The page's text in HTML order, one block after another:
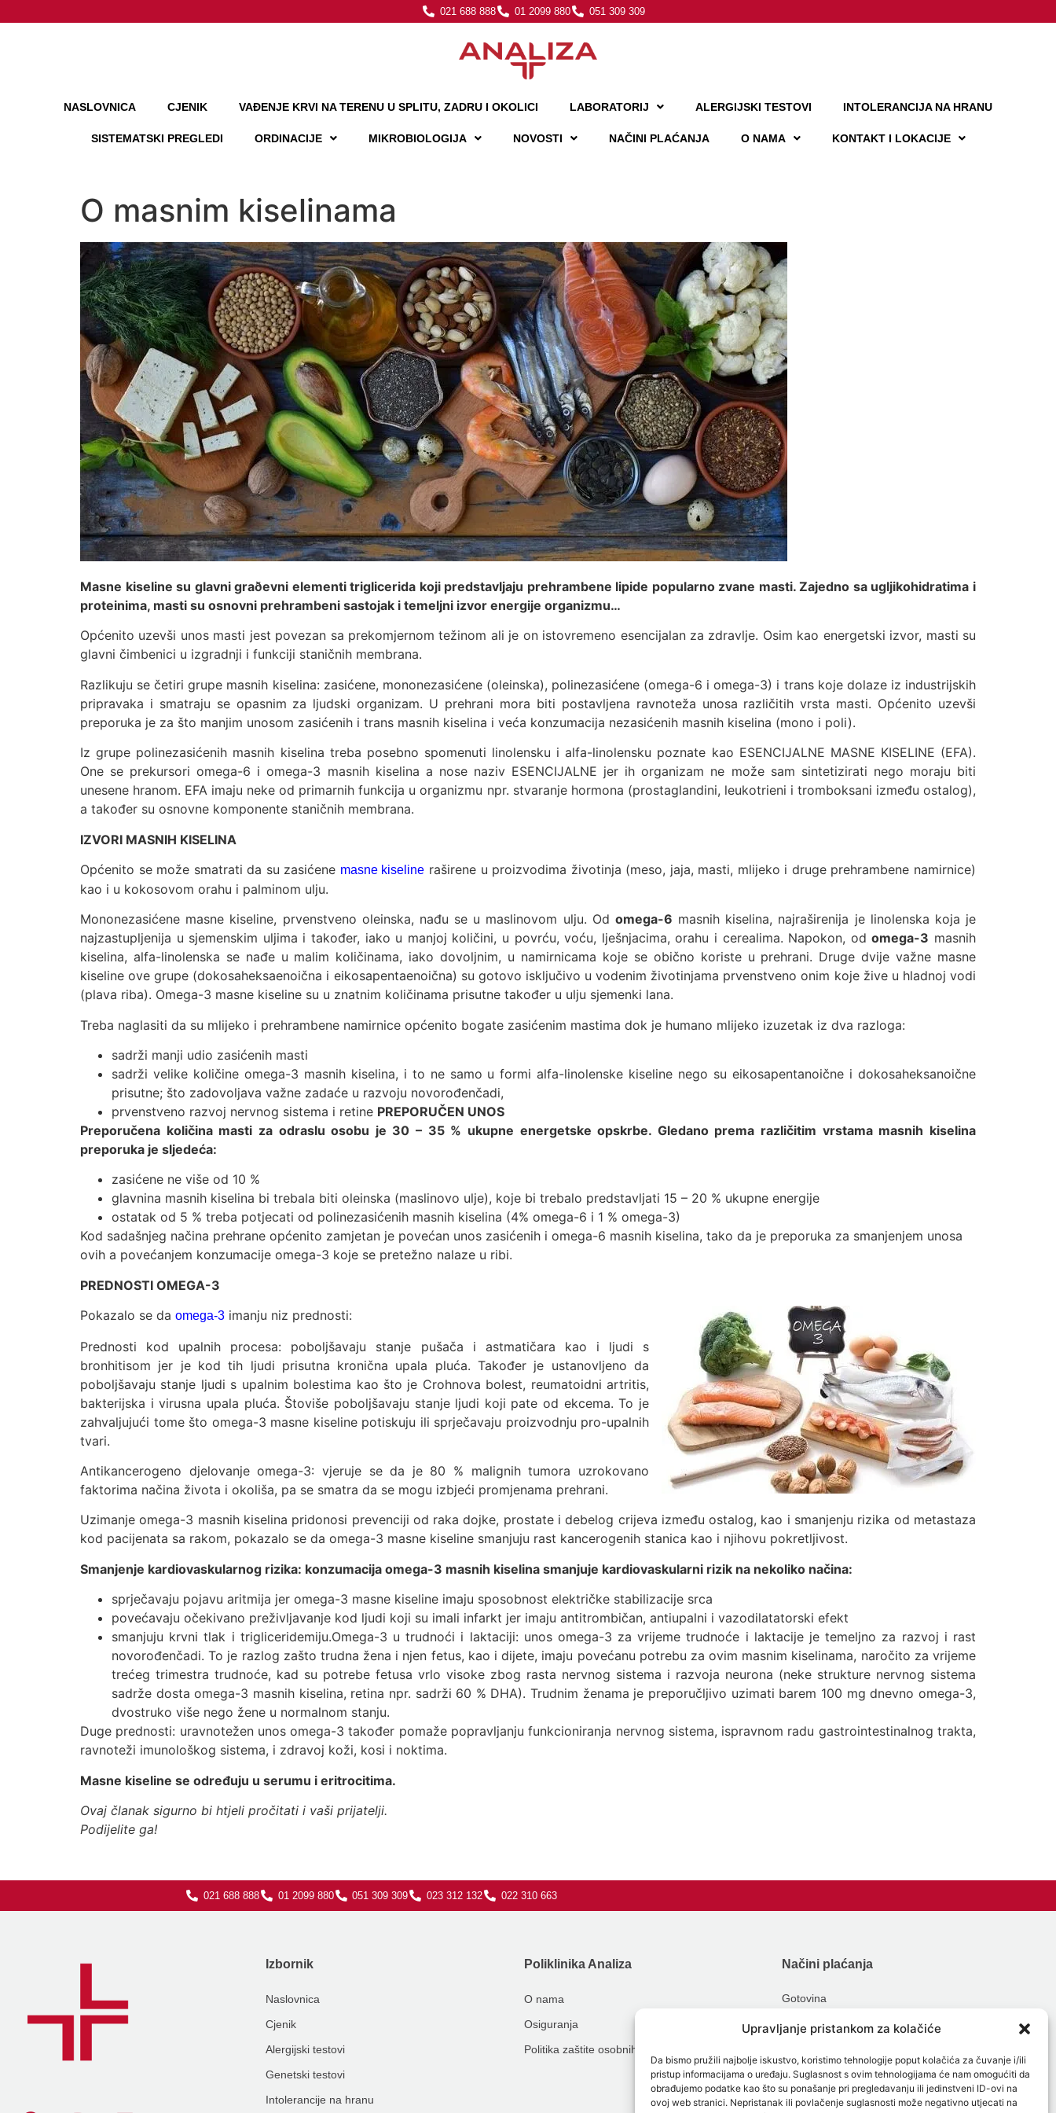
Upravljanje pristankom za kolačiće
Da bismo pružili najbolje iskustvo, koristimo tehnologije poput kolačića za čuvanje i/ili
pristup informacijama o uređaju. Suglasnost s ovim tehnologijama će nam omogućiti da
obrađujemo podatke kao što su ponašanje pri pregledavanju ili jedinstveni ID-ovi na
ovoj web stranici. Nepristanak ili povlačenje suglasnosti može negativno utjecati na
021 688 888 01 2099 880 051 309 309
NASLOVNICA CJENIK VAĐENJE KRVI NA TERENU U SPLITU, ZADRU I OKOLICI LABORATORIJ ALERGIJSKI TESTOVI INTOLERANCIJA NA HRANU
SISTEMATSKI PREGLEDI ORDINACIJE MIKROBIOLOGIJA NOVOSTI NAČINI PLAĆANJA O NAMA KONTAKT I LOKACIJE
O masnim kiselinama
Masne kiseline su glavni graðevni elementi triglicerida koji predstavljaju prehrambene lipide popularno zvane masti. Zajedno sa ugljikohidratima i
proteinima, masti su osnovni prehrambeni sastojak i temeljni izvor energije organizmu…
Općenito uzevši unos masti jest povezan sa prekomjernom težinom ali je on istovremeno esencijalan za zdravlje. Osim kao energetski izvor, masti su
glavni čimbenici u izgradnji i funkciji staničnih membrana.
Razlikuju se četiri grupe masnih kiselina: zasićene, mononezasićene (oleinska), polinezasićene (omega-6 i omega-3) i trans koje dolaze iz industrijskih
pripravaka i smatraju se opasnim za ljudski organizam. U prehrani mora biti postavljena ravnoteža unosa različitih vrsta masti. Općenito uzevši
preporuka je za što manjim unosom zasićenih i trans masnih kiselina i veća konzumacija nezasićenih masnih kiselina (mono i poli).
Iz grupe polinezasićenih masnih kiselina treba posebno spomenuti linolensku i alfa-linolensku poznate kao ESENCIJALNE MASNE KISELINE (EFA).
One se prekursori omega-6 i omega-3 masnih kiselina a nose naziv ESENCIJALNE jer ih organizam ne može sam sintetizirati nego moraju biti
unesene hranom. EFA imaju neke od primarnih funkcija u organizmu npr. stvaranje hormona (prostaglandini, leukotrieni i tromboksani između ostalog),
a također su osnovne komponente staničnih membrana.
IZVORI MASNIH KISELINA
Općenito se može smatrati da su zasićene masne kiseline raširene u proizvodima životinja (meso, jaja, masti, mlijeko i druge prehrambene namirnice)
kao i u kokosovom orahu i palminom ulju.
Mononezasićene masne kiseline, prvenstveno oleinska, nađu se u maslinovom ulju. Od omega-6 masnih kiselina, najraširenija je linolenska koja je
najzastupljenija u sjemenskim uljima i također, iako u manjoj količini, u povrću, voću, lješnjacima, orahu i cerealima. Napokon, odomega-3 masnih
kiselina, alfa-linolenska se nađe u malim količinama, iako dovoljnim, u namirnicama koje se obično koriste u prehrani. Druge dvije važne masne
kiseline ove grupe (dokosaheksaenoična i eikosapentaenoična) su gotovo isključivo u vodenim životinjama prvenstveno onim koje žive u hladnoj vodi
(plava riba). Omega-3 masne kiseline su u znatnim količinama prisutne također u ulju sjemenki lana.
Treba naglasiti da su mlijeko i prehrambene namirnice općenito bogate zasićenim mastima dok je humano mlijeko izuzetak iz dva razloga:
sadrži manji udio zasićenih masti
sadrži velike količine omega-3 masnih kiselina, i to ne samo u formi alfa-linolenske kiseline nego su eikosapentanoične i dokosaheksanoične
prisutne; što zadovoljava važne zadaće u razvoju novorođenčadi,
prvenstveno razvoj nervnog sistema i retine PREPORUČEN UNOS
Preporučena količina masti za odraslu osobu je 30 – 35 % ukupne energetske opskrbe. Gledano prema različitim vrstama masnih kiselina
preporuka je sljedeća:
zasićene ne više od 10 %
glavnina masnih kiselina bi trebala biti oleinska (maslinovo ulje), koje bi trebalo predstavljati 15 – 20 % ukupne energije
ostatak od 5 % treba potjecati od polinezasićenih masnih kiselina (4% omega-6 i 1 % omega-3)
Kod sadašnjeg načina prehrane općenito zamjetan je povećan unos zasićenih i omega-6 masnih kiselina, tako da je preporuka za smanjenjem unosa
ovih a povećanjem konzumacije omega-3 koje se pretežno nalaze u ribi.
PREDNOSTI OMEGA-3
Pokazalo se da omega-3 imanju niz prednosti:
Prednosti kod upalnih procesa: poboljšavaju stanje pušača i astmatičara kao i ljudi s
bronhitisom jer je kod tih ljudi prisutna kronična upala pluća. Također je ustanovljeno da
poboljšavaju stanje ljudi s upalnim bolestima kao što je Crohnova bolest, reumatoidni artritis,
bakterijska i virusna upala pluća. Štoviše poboljšavaju stanje ljudi koji pate od ekcema. To je
zahvaljujući tome što omega-3 masne kiseline potiskuju ili sprječavaju proizvodnju pro-upalnih
tvari.
Antikancerogeno djelovanje omega-3: vjeruje se da je 80 % malignih tumora uzrokovano
faktorima načina života i okoliša, pa se smatra da se mogu izbjeći promjenama prehrani.
Uzimanje omega-3 masnih kiselina pridonosi prevenciji od raka dojke, prostate i debelog crijeva između ostalog, kao i smanjenju rizika od metastaza
kod pacijenata sa rakom, pokazalo se da omega-3 masne kiseline smanjuju rast kancerogenih stanica kao i njihovu pokretljivost.
Smanjenje kardiovaskularnog rizika: konzumacija omega-3 masnih kiselina smanjuje kardiovaskularni rizik na nekoliko načina:
sprječavaju pojavu aritmija jer omega-3 masne kiseline imaju sposobnost električke stabilizacije srca
povećavaju očekivano preživljavanje kod ljudi koji su imali infarkt jer imaju antitrombičan, antiupalni i vazodilatatorski efekt
smanjuju krvni tlak i trigliceridemiju.Omega-3 u trudnoći i laktaciji: unos omega-3 za vrijeme trudnoće i laktacije je temeljno za razvoj i rast
novorođenčadi. To je razlog zašto trudna žena i njen fetus, kao i dijete, imaju povećanu potrebu za ovim masnim kiselinama, naročito za vrijeme
trećeg trimestra trudnoće, kad su potrebe fetusa vrlo visoke zbog rasta nervnog sistema i razvoja neurona (neke strukture nervnog sistema
sadrže dosta omega-3 masnih kiselina, retina npr. sadrži 60 % DHA). Trudnim ženama je preporučljivo uzimati barem 100 mg dnevno omega-3,
dvostruko više nego žene u normalnom stanju.
Duge prednosti: uravnotežen unos omega-3 također pomaže popravljanju funkcioniranja nervnog sistema, ispravnom radu gastrointestinalnog trakta,
ravnoteži imunološkog sistema, i zdravoj koži, kosi i noktima.
Masne kiseline se određuju u serumu i eritrocitima.
Ovaj članak sigurno bi htjeli pročitati i vaši prijatelji.
Podijelite ga!
021 688 888 01 2099 880 051 309 309 023 312 132 022 310 663
Izbornik
Naslovnica
Cjenik
Alergijski testovi
Genetski testovi
Intolerancije na hranu
Poliklinika Analiza
O nama
Osiguranja
Politika zaštite osobnih podataka
Načini plaćanja
Gotovina
Kartična plaćanja